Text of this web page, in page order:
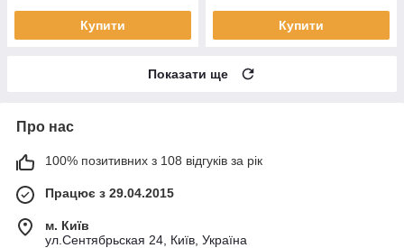
Купити Купити
Показати ще
Про нас
100% позитивних з 108 відгуків за рік
Працює з 29.04.2015
м. Київ
ул.Сентябрьская 24, Київ, Україна